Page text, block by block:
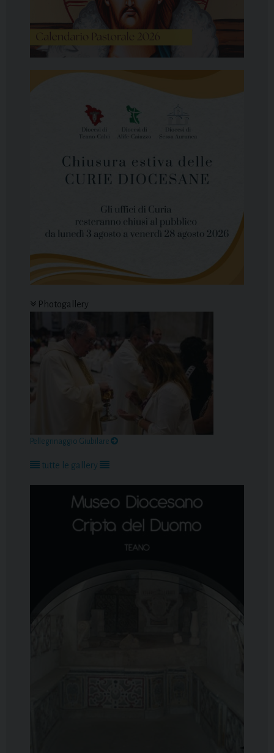
Photogallery
Pellegrinaggio Giubilare
tutte le gallery